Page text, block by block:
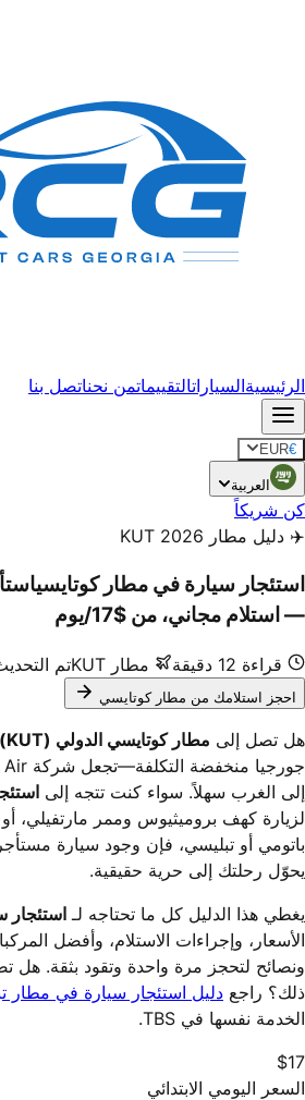
الرئيسيةالسياراتالتقييماتمن نحناتصل بنا
€
EUR
العربية
كن شريكاً
✈️ دليل مطار KUT 2026
استئجار سيارة في مطار كوتايسي
— استلام مجاني، من $17/يوم
قراءة 12 دقيقة مطار KUT تم التحديث
احجز استلامك من مطار كوتايسي
هل تصل إلى مطار كوتايسي الدولي (KUT)
إلى الغرب سهلاً. سواء كنت تتجه إلى
لزيارة كهف بروميثيوس وممر مارتفيلي، أو
باتومي أو تبليسي، فإن وجود سيارة
يحوّل رحلتك إلى حرية حقيقية.
يغطي هذا الدليل كل ما تحتاجه لـ استئجار
الأسعار، وإجراءات الاستلام، وأفضل
ونصائح لتحجز مرة واحدة وتقود بثقة. هل
ذلك؟ راجع دليل استئجار سيارة في مطار
الخدمة نفسها في TBS.
$17
السعر اليومي الابتدائي